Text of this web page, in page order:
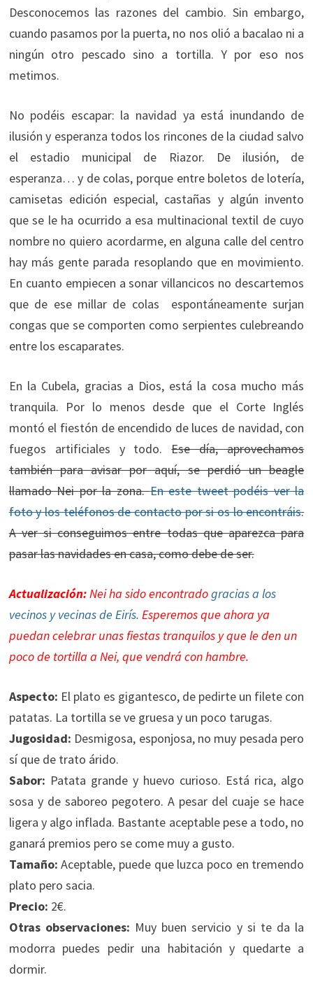
Desconocemos las razones del cambio. Sin embargo,
cuando pasamos por la puerta, no nos olió a bacalao ni a
ningún otro pescado sino a tortilla. Y por eso nos
metimos.
No podéis escapar: la navidad ya está inundando de
ilusión y esperanza todos los rincones de la ciudad salvo
el estadio municipal de Riazor. De ilusión, de
esperanza… y de colas, porque entre boletos de lotería,
camisetas edición especial, castañas y algún invento
que se le ha ocurrido a esa multinacional textil de cuyo
nombre no quiero acordarme, en alguna calle del centro
hay más gente parada resoplando que en movimiento.
En cuanto empiecen a sonar villancicos no descartemos
que de ese millar de colas espontáneamente surjan
congas que se comporten como serpientes culebreando
entre los escaparates.
En la Cubela, gracias a Dios, está la cosa mucho más
tranquila. Por lo menos desde que el Corte Inglés
montó el fiestón de encendido de luces de navidad, con
fuegos artificiales y todo.Ese día, aprovechamos
también para avisar por aquí, se perdió un beagle
llamado Nei por la zona.En este tweet podéis ver la
foto y los teléfonos de contacto por si os lo encontráis.
A ver si conseguimos entre todas que aparezca para
pasar las navidades en casa, como debe de ser.
Actualización:Nei ha sido encontradogracias a los
vecinos y vecinas de Eirís. Esperemos que ahora ya
puedan celebrar unas fiestas tranquilos y que le den un
poco de tortilla a Nei, que vendrá con hambre.
Aspecto: El plato es gigantesco, de pedirte un filete con
patatas. La tortilla se ve gruesa y un poco tarugas.
Jugosidad: Desmigosa, esponjosa, no muy pesada pero
sí que de trato árido.
Sabor: Patata grande y huevo curioso. Está rica, algo
sosa y de saboreo pegotero. A pesar del cuaje se hace
ligera y algo inflada. Bastante aceptable pese a todo, no
ganará premios pero se come muy a gusto.
Tamaño: Aceptable, puede que luzca poco en tremendo
plato pero sacia.
Precio: 2€.
Otras observaciones: Muy buen servicio y si te da la
modorra puedes pedir una habitación y quedarte a
dormir.